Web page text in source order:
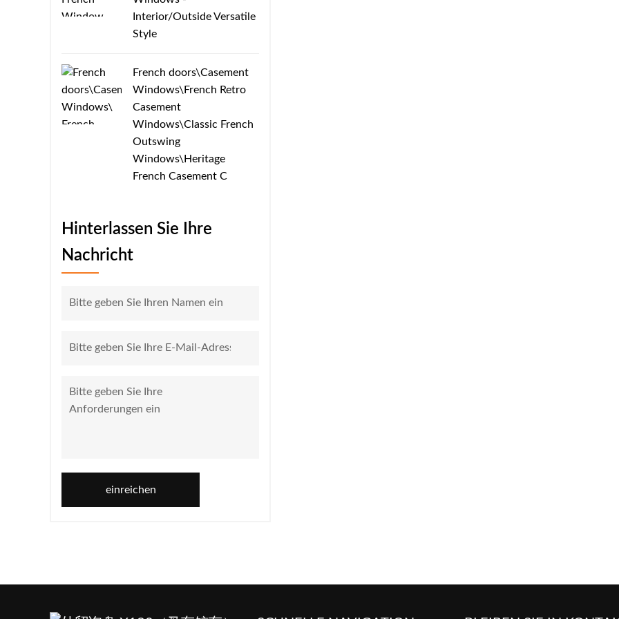
Interior/Outside Versatile
Style
French doors\Casement
Windows\​​French Retro
Casement
Windows\Classic French
Outswing
Windows\Heritage
French Casement C
Hinterlassen Sie Ihre
Nachricht
einreichen